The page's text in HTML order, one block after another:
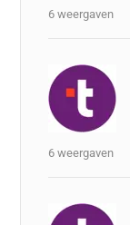
6 weergaven
6 weergaven